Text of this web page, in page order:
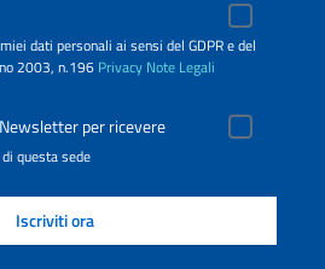
dati personali ai sensi del GDPR e del
2003, n.196 Privacy Note Legali
per ricevere
questa sede